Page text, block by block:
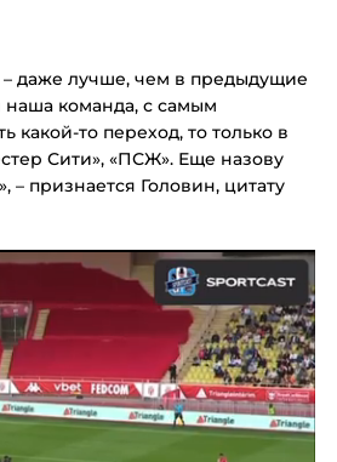
– даже лучше, чем в предыдущие
наша команда, с самым
то переход, то только в
Сити», «ПСЖ». Еще назову
признается Головин, цитату